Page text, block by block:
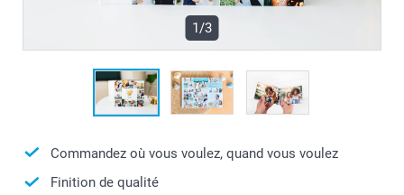
1/3
Commandez où vous voulez, quand vous voulez
Finition de qualité